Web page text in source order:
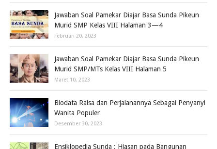
Jawaban Soal Pamekar Diajar Basa Sunda Pikeun
Murid SMP Kelas VIII Halaman 3—4
Februari 20, 2023
Jawaban Soal Pamekar Diajar Basa Sunda Pikeun
Murid SMP/MTs Kelas VIII Halaman 5
Maret 10, 2023
Biodata Raisa dan Perjalanannya Sebagai Penyanyi
Wanita Populer
Desember 30, 2023
Ensiklopedia Sunda : Hiasan pada Bangunan